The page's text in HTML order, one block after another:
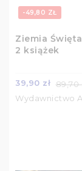
-49,80 ZŁ
Ziemia
2 książek
39,90 zł 89,70
Wydawnictwo